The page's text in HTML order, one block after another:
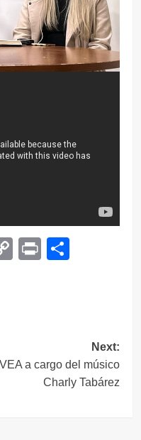
Copy
Print
Next:
a cargo del músico
Charly Tabárez